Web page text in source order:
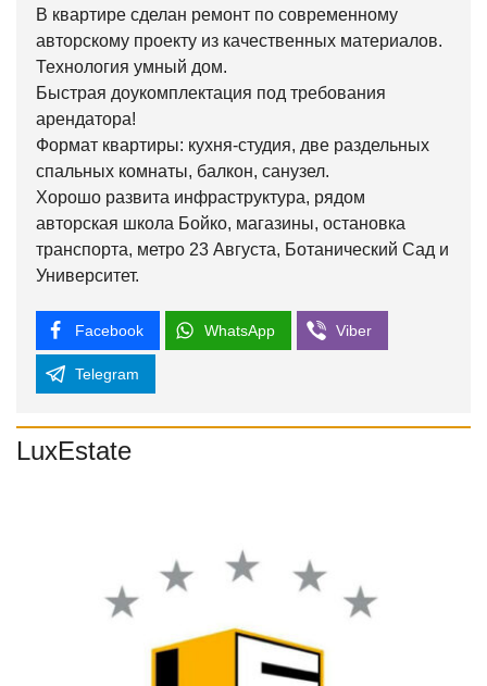
В квартире сделан ремонт по современному
авторскому проекту из качественных материалов.
Технология умный дом.
Быстрая доукомплектация под требования
арендатора!
Формат квартиры: кухня-студия, две раздельных
спальных комнаты, балкон, санузел.
Хорошо развита инфраструктура, рядом
авторская школа Бойко, магазины, остановка
транспорта, метро 23 Августа, Ботанический Сад и
Университет.
Facebook WhatsApp Viber
Telegram
LuxEstate